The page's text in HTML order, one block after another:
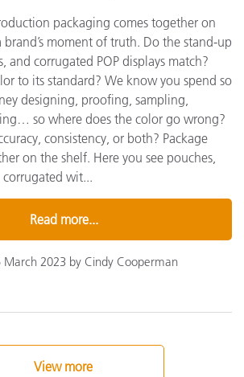
packaging comes together on
brand’s moment of truth. Do the stand-up
and corrugated POP displays match?
to its standard? We know you spend so
designing, proofing, sampling,
so where does the color go wrong?
consistency, or both? Package
on the shelf. Here you see pouches,
corrugated wit...
Read more...
March 2023 by Cindy Cooperman
View more